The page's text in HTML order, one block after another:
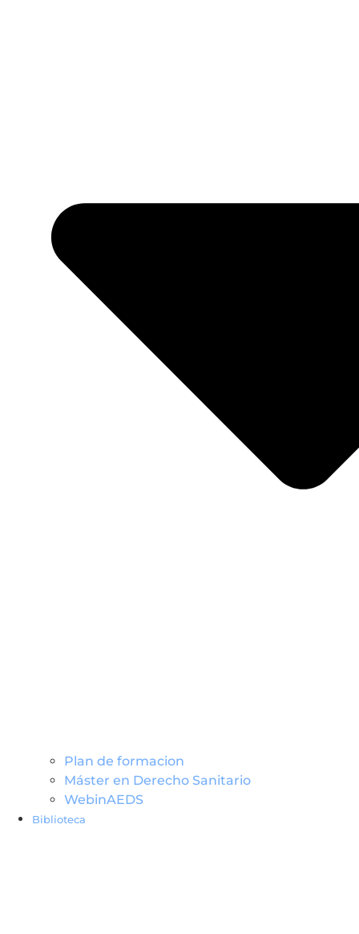
Plan de formacion
Máster en Derecho Sanitario
WebinAEDS
Biblioteca